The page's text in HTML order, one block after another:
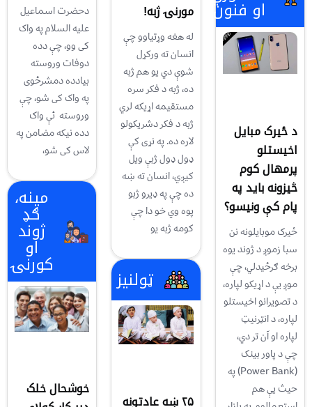
او فنون
د ځیرک مبایل
اخیستلو
پرمهال کوم
څیزونه باید په
پام کې ونیسو؟
ځیرک موبايلونه نن
سبا زموږ د ژوند يوه
برخه ګرځيدلي، چې
موږ يې د اړيکو لپاره،
د تصويرانو اخيستلو
لپاره، د انټرنيټ
لپاره او آن تر دي،
چې د پاور بينک
(Power Bank) په
حيث يې هم
مورنۍ ژبه!
له هغه وړتیاوو چې
انسان ته ورکړل
شوې دي یو هم ژبه
ده، ژبه د فکر سره
مستقیمه اړیکه لري
ژبه د فکر دشریکولو
لاره ده. په نړی کې
ډول ډول ژبې ویل
کیږي، انسان ته ښه
ده چې په ډيرو ژبو
پوه وي خو دا چې
کومه ژبه یو
ټولنیز
۲۵ ښه عادتونه
دحضرت اسماعیل
علیه السلام په واک
کی وو، چې دده
دوفات وروسته
بیادده دمشرځوی
په واک کی شو، چې
وروسته ئې واک
دده نیکه مضامن په
لاس کی شو،
مینه،
ګډ
ژوند
او
کورنۍ
خوشحال خلک